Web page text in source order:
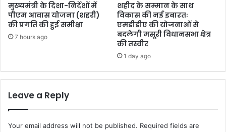
मुख्यमंत्री के दिशा-निर्देशों में
पीएम आवास योजना (शहरी)
की प्रगति की हुई समीक्षा
7 hours ago
शहीद के सम्मान के साथ
विकास की नई इबारतः
एमडीडीए की योजनाओं से
बदलेगी मसूरी विधानसभा क्षेत्र
की तस्वीर
1 day ago
Leave a Reply
Your email address will not be published. Required fields are